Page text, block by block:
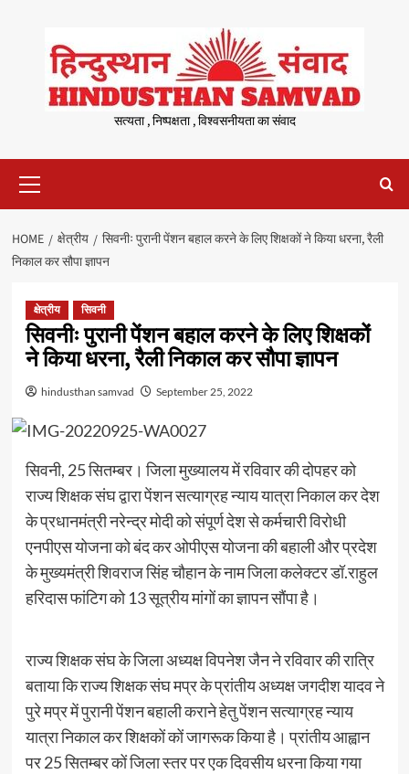
content
सत्यता , निष्पक्षता , विश्वसनीयता का संवाद
Menu
HOME क्षेत्रीय
सिवनीः पुरानी पेंशन बहाल करने के लिए शिक्षकों ने किया धरना, रैली
निकाल कर सौपा ज्ञापन
क्षेत्रीय सिवनी
सिवनीः पुरानी पेंशन बहाल करने के लिए शिक्षकों
ने किया धरना, रैली निकाल कर सौपा ज्ञापन
hindusthan samvad September 25, 2022
सिवनी, 25 सितम्बर। जिला मुख्यालय में रविवार की दोपहर को
राज्य शिक्षक संघ द्वारा पेंशन सत्याग्रह न्याय यात्रा निकाल कर देश
के प्रधानमंत्री नरेन्द्र मोदी को संपूर्ण देश से कर्मचारी विरोधी
एनपीएस योजना को बंद कर ओपीएस योजना की बहाली और प्रदेश
के मुख्यमंत्री शिवराज सिंह चौहान के नाम जिला कलेक्टर डॉ.राहुल
हरिदास फांटिग को 13 सूत्रीय मांगों का ज्ञापन सौंपा है।
राज्य शिक्षक संघ के जिला अध्यक्ष विपनेश जैन ने रविवार की रात्रि
बताया कि राज्य शिक्षक संघ मप्र के प्रांतीय अध्यक्ष जगदीश यादव ने
पुरे मप्र में पुरानी पेंशन बहाली कराने हेतु पेंशन सत्याग्रह न्याय
यात्रा निकाल कर शिक्षकों कों जागरूक किया है। प्रांतीय आह्वान
पर 25 सितम्बर कों जिला स्तर पर एक दिवसीय धरना किया गया